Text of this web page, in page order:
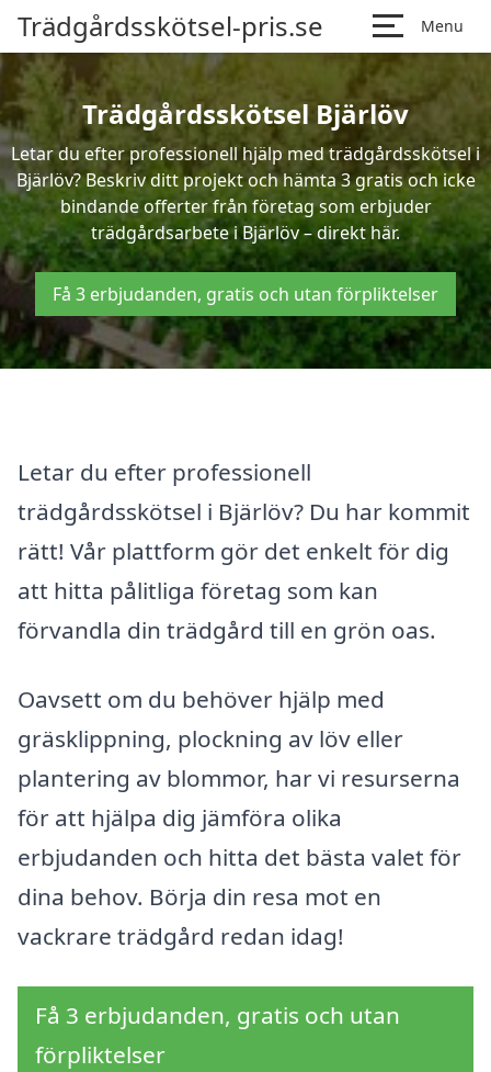
Trädgårdsskötsel-pris.se Menu
Trädgårdsskötsel Bjärlöv
Letar du efter professionell hjälp med trädgårdsskötsel i
Bjärlöv? Beskriv ditt projekt och hämta 3 gratis och icke
bindande offerter från företag som erbjuder
trädgårdsarbete i Bjärlöv – direkt här.
Få 3 erbjudanden, gratis och utan förpliktelser
Letar du efter professionell
trädgårdsskötsel i Bjärlöv? Du har kommit
rätt! Vår plattform gör det enkelt för dig
att hitta pålitliga företag som kan
förvandla din trädgård till en grön oas.
Oavsett om du behöver hjälp med
gräsklippning, plockning av löv eller
plantering av blommor, har vi resurserna
för att hjälpa dig jämföra olika
erbjudanden och hitta det bästa valet för
dina behov. Börja din resa mot en
vackrare trädgård redan idag!
Få 3 erbjudanden, gratis och utan
förpliktelser